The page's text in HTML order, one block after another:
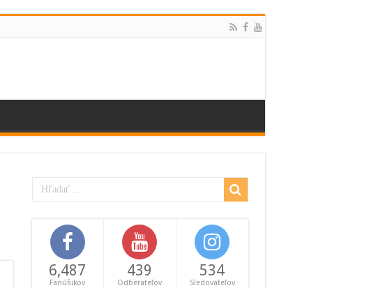
6,487
Fanúšikov
439
Odberateľov
534
Sledovateľov